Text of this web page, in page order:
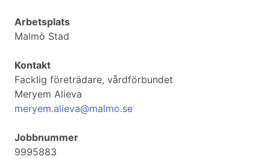
Arbetsplats
Malmö Stad
Kontakt
Facklig företrädare, vårdförbundet
Meryem Alieva
meryem.alieva@malmo.se
Jobbnummer
9995883